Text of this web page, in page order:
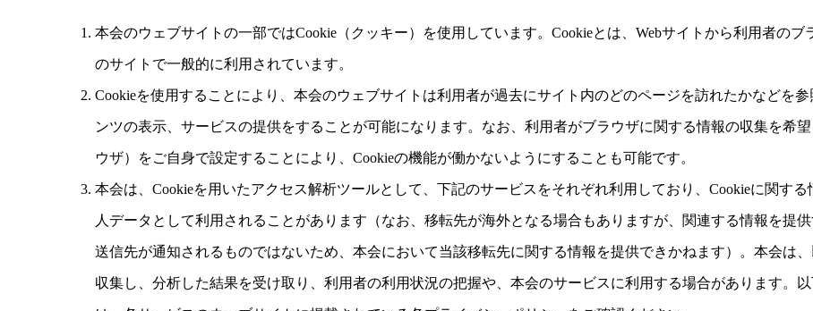
本会のウェブサイトの一部ではCookie（クッキー）を使用しています。Cookieとは、Webサイトから利用者の
のサイトで一般的に利用されています。
Cookieを使用することにより、本会のウェブサイトは利用者が過去にサイト内のどのページを訪れたかなどを
ンツの表示、サービスの提供をすることが可能になります。なお、利用者がブラウザに関する情報の収集を希
ウザ）をご自身で設定することにより、Cookieの機能が働かないようにすることも可能です。
本会は、Cookieを用いたアクセス解析ツールとして、下記のサービスをそれぞれ利用しており、Cookieに関す
人データとして利用されることがあります（なお、移転先が海外となる場合もありますが、関連する情報を提
送信先が通知されるものではないため、本会において当該移転先に関する情報を提供できかねます）。本会は
収集し、分析した結果を受け取り、利用者の利用状況の把握や、本会のサービスに利用する場合があります。